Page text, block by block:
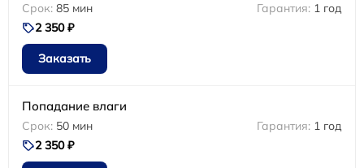
85 мин
1 год
2 350 ₽
Заказать
Попадание влаги
50 мин
1 год
2 350 ₽